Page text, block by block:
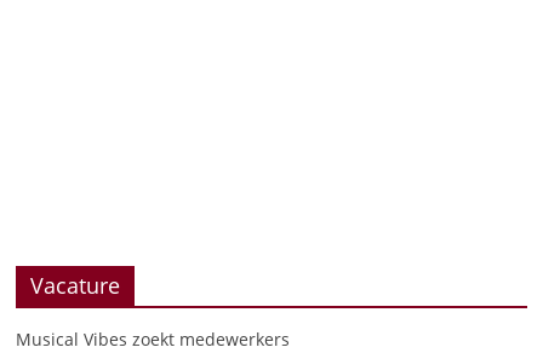
Vacature
Musical Vibes zoekt medewerkers